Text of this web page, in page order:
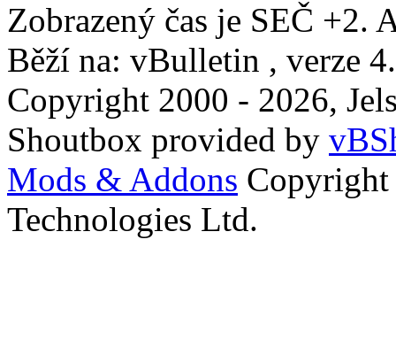
Zobrazený čas je SEČ +2.
Běží na: vBulletin , verze
Copyright 2000 - 2026,
Shoutbox provided by
Mods & Addons
Technologies Ltd.